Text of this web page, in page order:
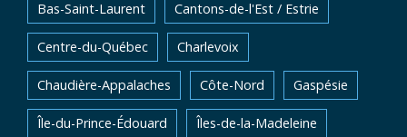
Bas-Saint-Laurent Cantons-de-l'Est / Estrie
Centre-du-Québec Charlevoix
Chaudière-Appalaches Côte-Nord Gaspésie
Île-du-Prince-Édouard Îles-de-la-Madeleine